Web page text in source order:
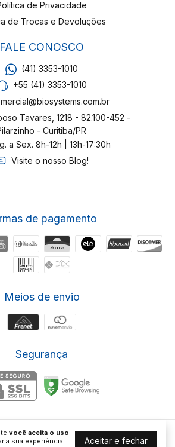
você aceita o uso
a sua experiência
Aceitar e fechar
de Privacidade
de Trocas e Devoluções
FALE CONOSCO
(41) 3353-1010
+55 (41) 3353-1010
Tavares, 1218 - 82.100-452 -
- Curitiba/PR
a Sex. 8h-12h | 13h-17:30h
Visite o nosso Blog!
de pagamento
Meios de envio
Segurança
Importadora Ltda